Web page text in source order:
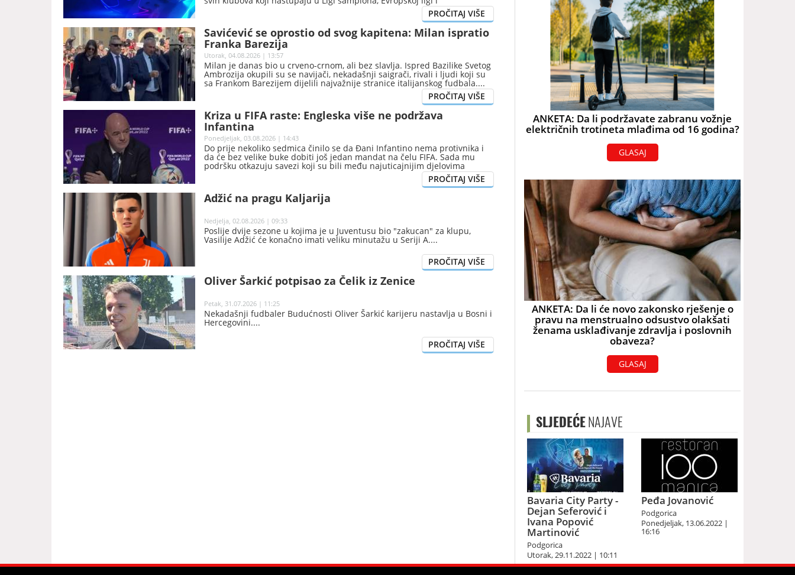
Savićević se oprostio od svog kapitena: Milan ispratio
Franka Barezija
Utorak, 04.08.2026 | 13:57
Milan je danas bio u crveno-crnom, ali bez slavlja. Ispred Bazilike Svetog
Ambrozija okupili su se navijači, nekadašnji saigrači, rivali i ljudi koji su
sa Frankom Barezijem dijelili najvažnije stranice italijanskog fudbala.
Kriza u FIFA raste: Engleska više ne podržava
Infantina
Ponedjeljak, 03.08.2026 | 14:43
Do prije nekoliko sedmica činilo se da Đani Infantino nema protivnika i
da će bez velike buke dobiti još jedan mandat na čelu FIFA. Sada mu
podršku otkazuju savezi koji su bili među najuticajnijim djelovima
njegove predsjedničke većine.
Adžić na pragu Kaljarija
Nedjelja, 02.08.2026 | 09:33
Poslije dvije sezone u kojima je u Juventusu bio "zakucan" za klupu,
Vasilije Adžić će konačno imati veliku minutažu u Seriji A.
Oliver Šarkić potpisao za Čelik iz Zenice
Petak, 31.07.2026 | 11:25
Nekadašnji fudbaler Budućnosti Oliver Šarkić karijeru nastavlja u Bosni i
Hercegovini.
ANKETA: Da li podržavate zabranu vožnje
električnih trotineta mlađima od 16 godina?
GLASAJ
ANKETA: Da li će novo zakonsko rješenje o
pravu na menstrualno odsustvo olakšati
ženama usklađivanje zdravlja i poslovnih
obaveza?
GLASAJ
SLJEDEĆENAJAVE
Bavaria City Party -
Dejan Seferović i
Ivana Popović
Martinović
Podgorica
Utorak, 29.11.2022 | 10:11
Peđa Jovanović
Podgorica
Ponedjeljak, 13.06.2022 |
16:16